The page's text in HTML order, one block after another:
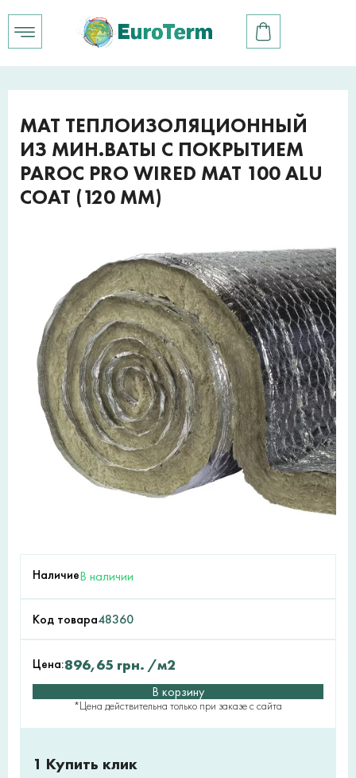
МАТ ТЕПЛОИЗОЛЯЦИОННЫЙ
ИЗ МИН.ВАТЫ С ПОКРЫТИЕМ
PAROC PRO WIRED MAT 100 ALU
COAT (120 ММ)
НаличиеВ наличии
Код товара48360
Цена:896,65 грн. /м2
В корзину
*Цена действительна только при заказе с сайта
1 Купить клик